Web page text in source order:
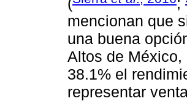
mencionan que
una buena
Altos de México,
38.1% el
representar